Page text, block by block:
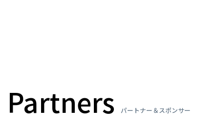
Partners パートナー＆スポンサー